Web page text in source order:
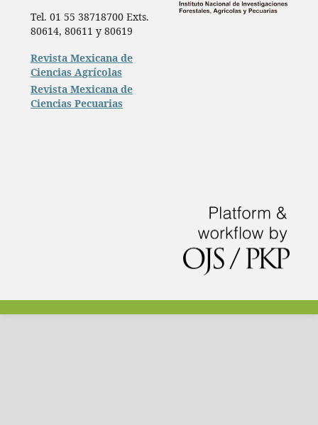
Tel. 01 55 38718700 Exts.
80614, 80611 y 80619
Revista Mexicana de
Ciencias Agrícolas
Revista Mexicana de
Ciencias Pecuarias